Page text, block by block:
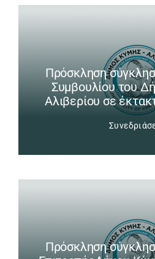
Πρόσκληση
Συμβουλίου του
Αλιβερίου σε
Πρόσκληση